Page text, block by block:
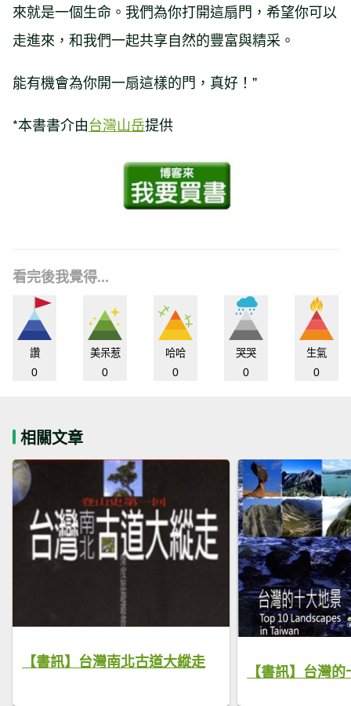
來就是一個生命。我們為你打開這扇門，希望你可以
走進來，和我們一起共享自然的豐富與精采。
能有機會為你開一扇這樣的門，真好！"
*本書書介由台灣山岳提供
看完後我覺得...
讚
0
美呆惹
0
哈哈
0
哭哭
0
生氣
0
相關文章
【書訊】台灣南北古道大縱走 【書訊】台灣